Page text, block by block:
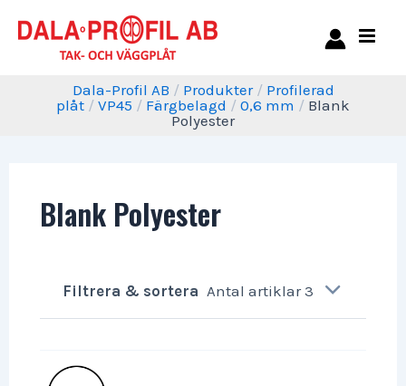
Dala-Profil AB / Produkter / Profilerad
plåt / VP45 / Färgbelagd / 0,6 mm / Blank
Polyester
Blank Polyester
Filtrera & sortera Antal artiklar 3